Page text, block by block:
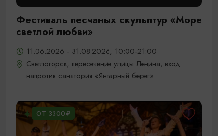
Фестиваль песчаных скульптур «Море
светлой любви»
11.06.2026 - 31.08.2026, 10:00-21:00
Светлогорск, пересечение улицы Ленина, вход
напротив санатория «Янтарный берег»
ОТ 3300₽